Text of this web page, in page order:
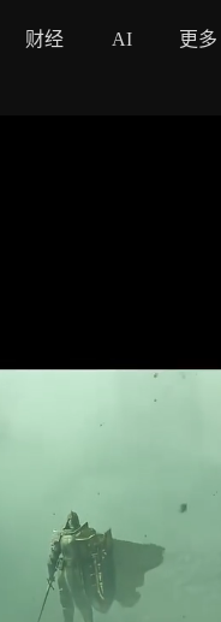
财经 AI 更多